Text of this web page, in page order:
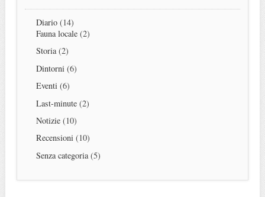
Diario(14)
Fauna locale(2)
Storia(2)
Dintorni(6)
Eventi(6)
Last-minute(2)
Notizie(10)
Recensioni(10)
Senza categoria(5)